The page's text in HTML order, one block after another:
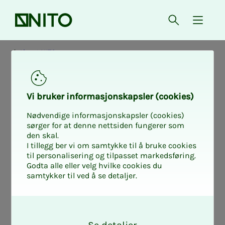
Front page Open{
About NITO
Vi bruk­er in­­­for­­masjon­skap­sler (cook­ies)
Nødvendige informasjonskapsler (cookies)
sørger for at denne nettsiden fungerer som
den skal.
I tillegg ber vi om samtykke til å bruke cookies
til personalisering og tilpasset markedsføring.
Godta alle eller velg hvilke cookies du
samtykker til ved å se detaljer.